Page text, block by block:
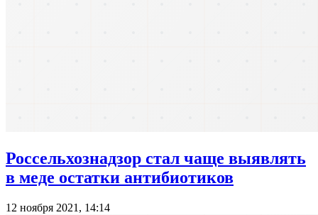
Россельхознадзор стал чаще выявлять
в меде остатки антибиотиков
12 ноября 2021, 14:14